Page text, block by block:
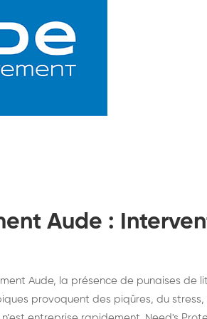
de nid de
Aude :
Aude, la présence de punaises de
provoquent des piqûres, du stress,